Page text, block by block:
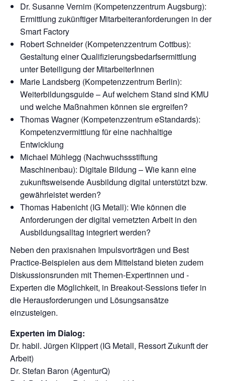
Dr. Susanne Vernim (Kompetenzzentrum Augsburg):
Ermittlung zukünftiger Mitarbeiteranforderungen in der
Smart Factory
Robert Schneider (Kompetenzzentrum Cottbus):
Gestaltung einer Qualifizierungsbedarfsermittlung
unter Beteiligung der MitarbeiterInnen
Marie Landsberg (Kompetenzzentrum Berlin):
Weiterbildungsguide – Auf welchem Stand sind KMU
und welche Maßnahmen können sie ergreifen?
Thomas Wagner (Kompetenzzentrum eStandards):
Kompetenzvermittlung für eine nachhaltige
Entwicklung
Michael Mühlegg (Nachwuchssstiftung
Maschinenbau): Digitale Bildung – Wie kann eine
zukunftsweisende Ausbildung digital unterstützt bzw.
gewährleistet werden?
Thomas Habenicht (IG Metall): Wie können die
Anforderungen der digital vernetzten Arbeit in den
Ausbildungsalltag integriert werden?
Neben den praxisnahen Impulsvorträgen und Best
Practice-Beispielen aus dem Mittelstand bieten zudem
Diskussionsrunden mit Themen-Expertinnen und -
Experten die Möglichkeit, in Breakout-Sessions tiefer in
die Herausforderungen und Lösungsansätze
einzusteigen.
Experten im Dialog:
Dr. habil. Jürgen Klippert (IG Metall, Ressort Zukunft der
Arbeit)
Dr. Stefan Baron (AgenturQ)